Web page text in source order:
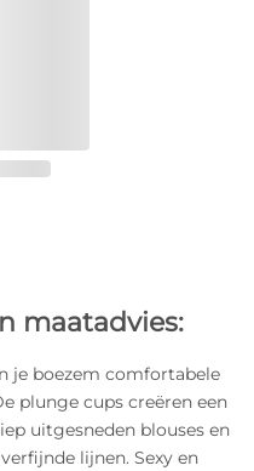
maatadvies:
je boezem comfortabele
plunge cups creëren een
uitgesneden blouses en
lijnen. Sexy en